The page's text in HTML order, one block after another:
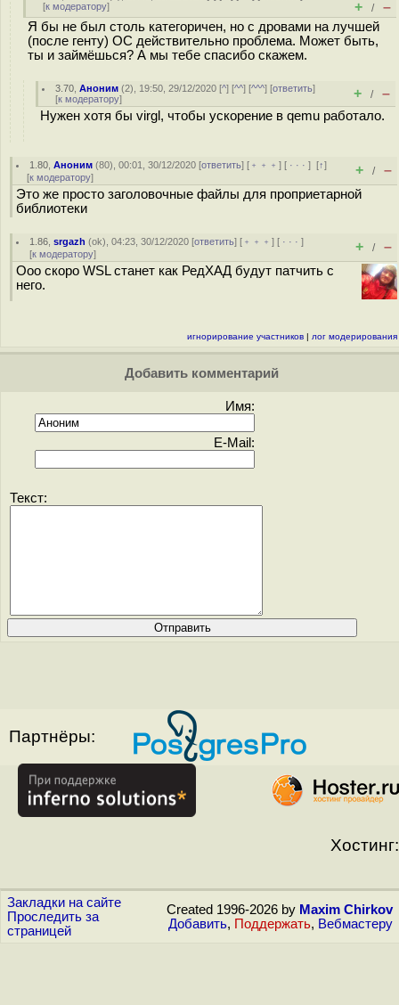
[к модератору] + / –
Я бы не был столь категоричен, но с дровами на лучшей
(после генту) ОС действительно проблема. Может быть,
ты и займёшься? А мы тебе спасибо скажем.
3.70 ,Аноним (2), 19:50, 29/12/2020 [^] [^^] [^^^] [ответить]
[к модератору] + / –
Нужен хотя бы virgl, чтобы ускорение в qemu работало.
1.80 ,Аноним (80), 00:01, 30/12/2020 [ответить] [ ﹢﹢﹢] [ · · ·][↑]
[к модератору] + / –
Это же просто заголовочные файлы для проприетарной
библиотеки
1.86 ,srgazh (ok), 04:23, 30/12/2020 [ответить] [ ﹢﹢﹢] [ · · ·]
[к модератору] + / –
Ооо скоро WSL станет как РедХАД будут патчить с
него.
игнорирование участников | лог модерирования
Добавить комментарий
Имя:
E-Mail:
Текст:
Партнёры:
Хостинг:
Закладки на сайте
Проследить за
страницей
Created 1996-2026 by Maxim Chirkov
Добавить, Поддержать, Вебмастеру